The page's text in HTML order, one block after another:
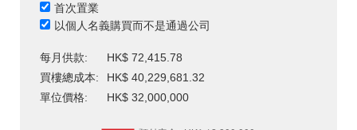
首次置業
以個人名義購買而不是通過公司
每月供款:
HK$ 72,415.78
買樓總成本:
HK$ 40,229,681.32
單位價格:
HK$ 32,000,000